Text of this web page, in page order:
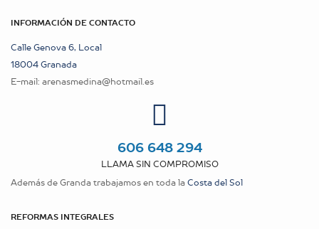
INFORMACIÓN DE CONTACTO
Calle Genova 6, Local
18004 Granada
E-mail: arenasmedina@hotmail.es
606 648 294
LLAMA SIN COMPROMISO
Además de Granda trabajamos en toda laCosta del Sol
REFORMAS INTEGRALES